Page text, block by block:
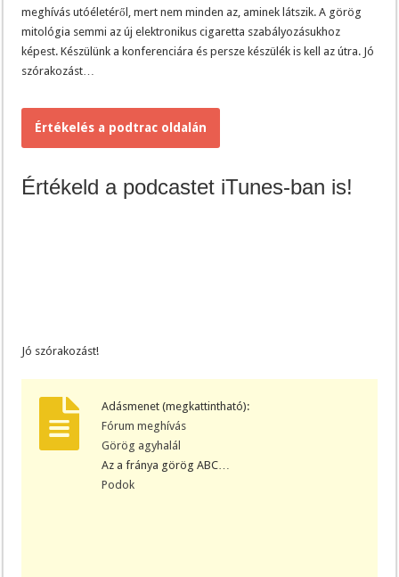
meghívás utóéletéről, mert nem minden az, aminek látszik. A görög
mitológia semmi az új elektronikus cigaretta szabályozásukhoz
képest. Készülünk a konferenciára és persze készülék is kell az útra. Jó
szórakozást…
Értékelés a podtrac oldalán
Értékeld a podcastet iTunes-ban is!
Jó szórakozást!
Adásmenet (megkattintható):
Fórum meghívás
Görög agyhalál
Az a fránya görög ABC…
Podok